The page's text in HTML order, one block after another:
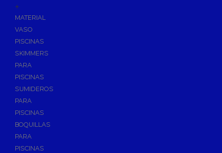
+
MATERIAL
VASO
PISCINAS
SKIMMERS
PARA
PISCINAS
SUMIDEROS
PARA
PISCINAS
BOQUILLAS
PARA
PISCINAS